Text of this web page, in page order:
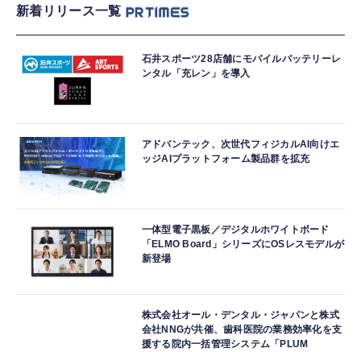
新着リリース一覧
石井スポーツ28店舗にモバイルバッテリーレ
ンタル「充レン」を導入
アドバンテック、次世代フィジカルAI向けエ
ッジAIプラットフォーム製品群を拡充
一体型電子黒板／デジタルホワイトボード
「ELMO Board」シリーズにOSレスモデルが
新登場
株式会社オール・デンタル・ジャパンと株式
会社NNGが共催、歯科医院の業務効率化を支
援する院内一括管理システム「PLUM